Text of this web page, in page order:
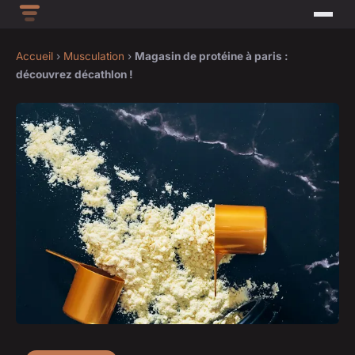
Accueil › Musculation › Magasin de protéine à paris :
découvrez décathlon !